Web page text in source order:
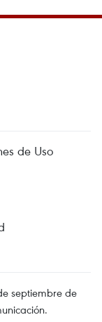
de Uso
septiembre de